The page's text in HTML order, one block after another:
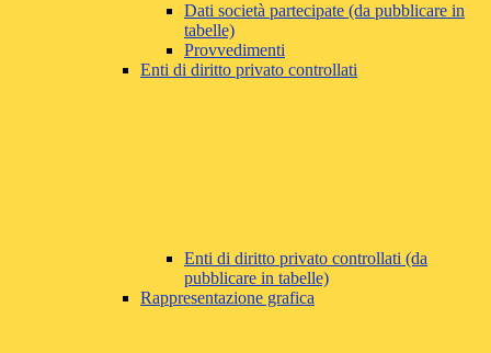
Dati società partecipate (da pubblicare in
tabelle)
Provvedimenti
Enti di diritto privato controllati
Enti di diritto privato controllati (da
pubblicare in tabelle)
Rappresentazione grafica